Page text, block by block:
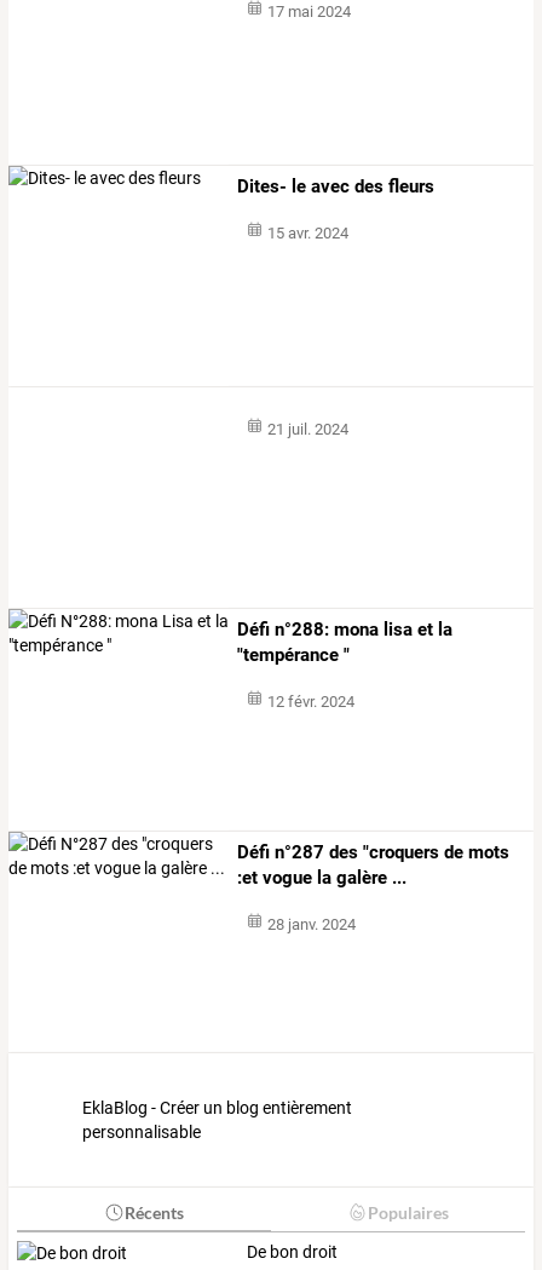
17 mai 2024
Dites- le avec des fleurs
15 avr. 2024
21 juil. 2024
Défi n°288: mona lisa et la
"tempérance "
12 févr. 2024
Défi n°287 des "croquers de mots
:et vogue la galère ...
28 janv. 2024
EklaBlog - Créer un blog entièrement
personnalisable
Récents Populaires
De bon droit